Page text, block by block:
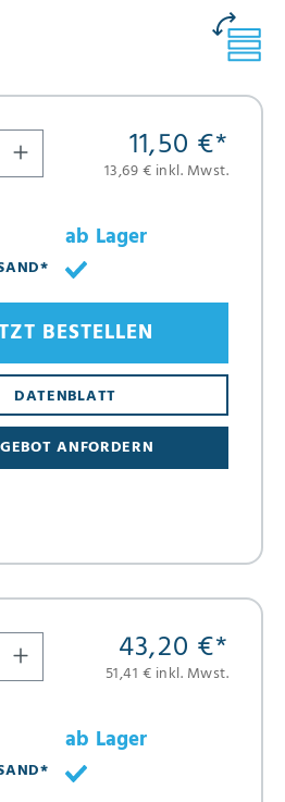
11,50 €*
13,69 € inkl. Mwst.
ab Lager
ANFORDERN
DATENBLATT
BESTELLEN
43,20 €*
51,41 € inkl. Mwst.
ab Lager